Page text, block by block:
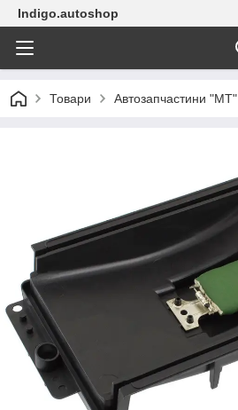
Indigo.autoshop
Товари Автозапчастини "МТ"